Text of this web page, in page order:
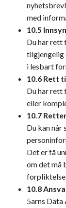
med
10.5
Du har rett
tilgjengelig
i lesbart
10.6 Rett
Du har rett
eller
10.7
Du kan når
Det er få
om det må
forpliktelse
10.8
5arns Data